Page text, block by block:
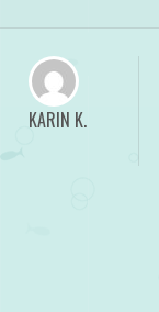
KARIN K.